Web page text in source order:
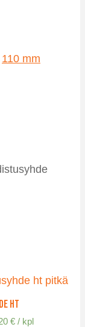
110 mm
HT
€Hintaluokka:
/ kpl